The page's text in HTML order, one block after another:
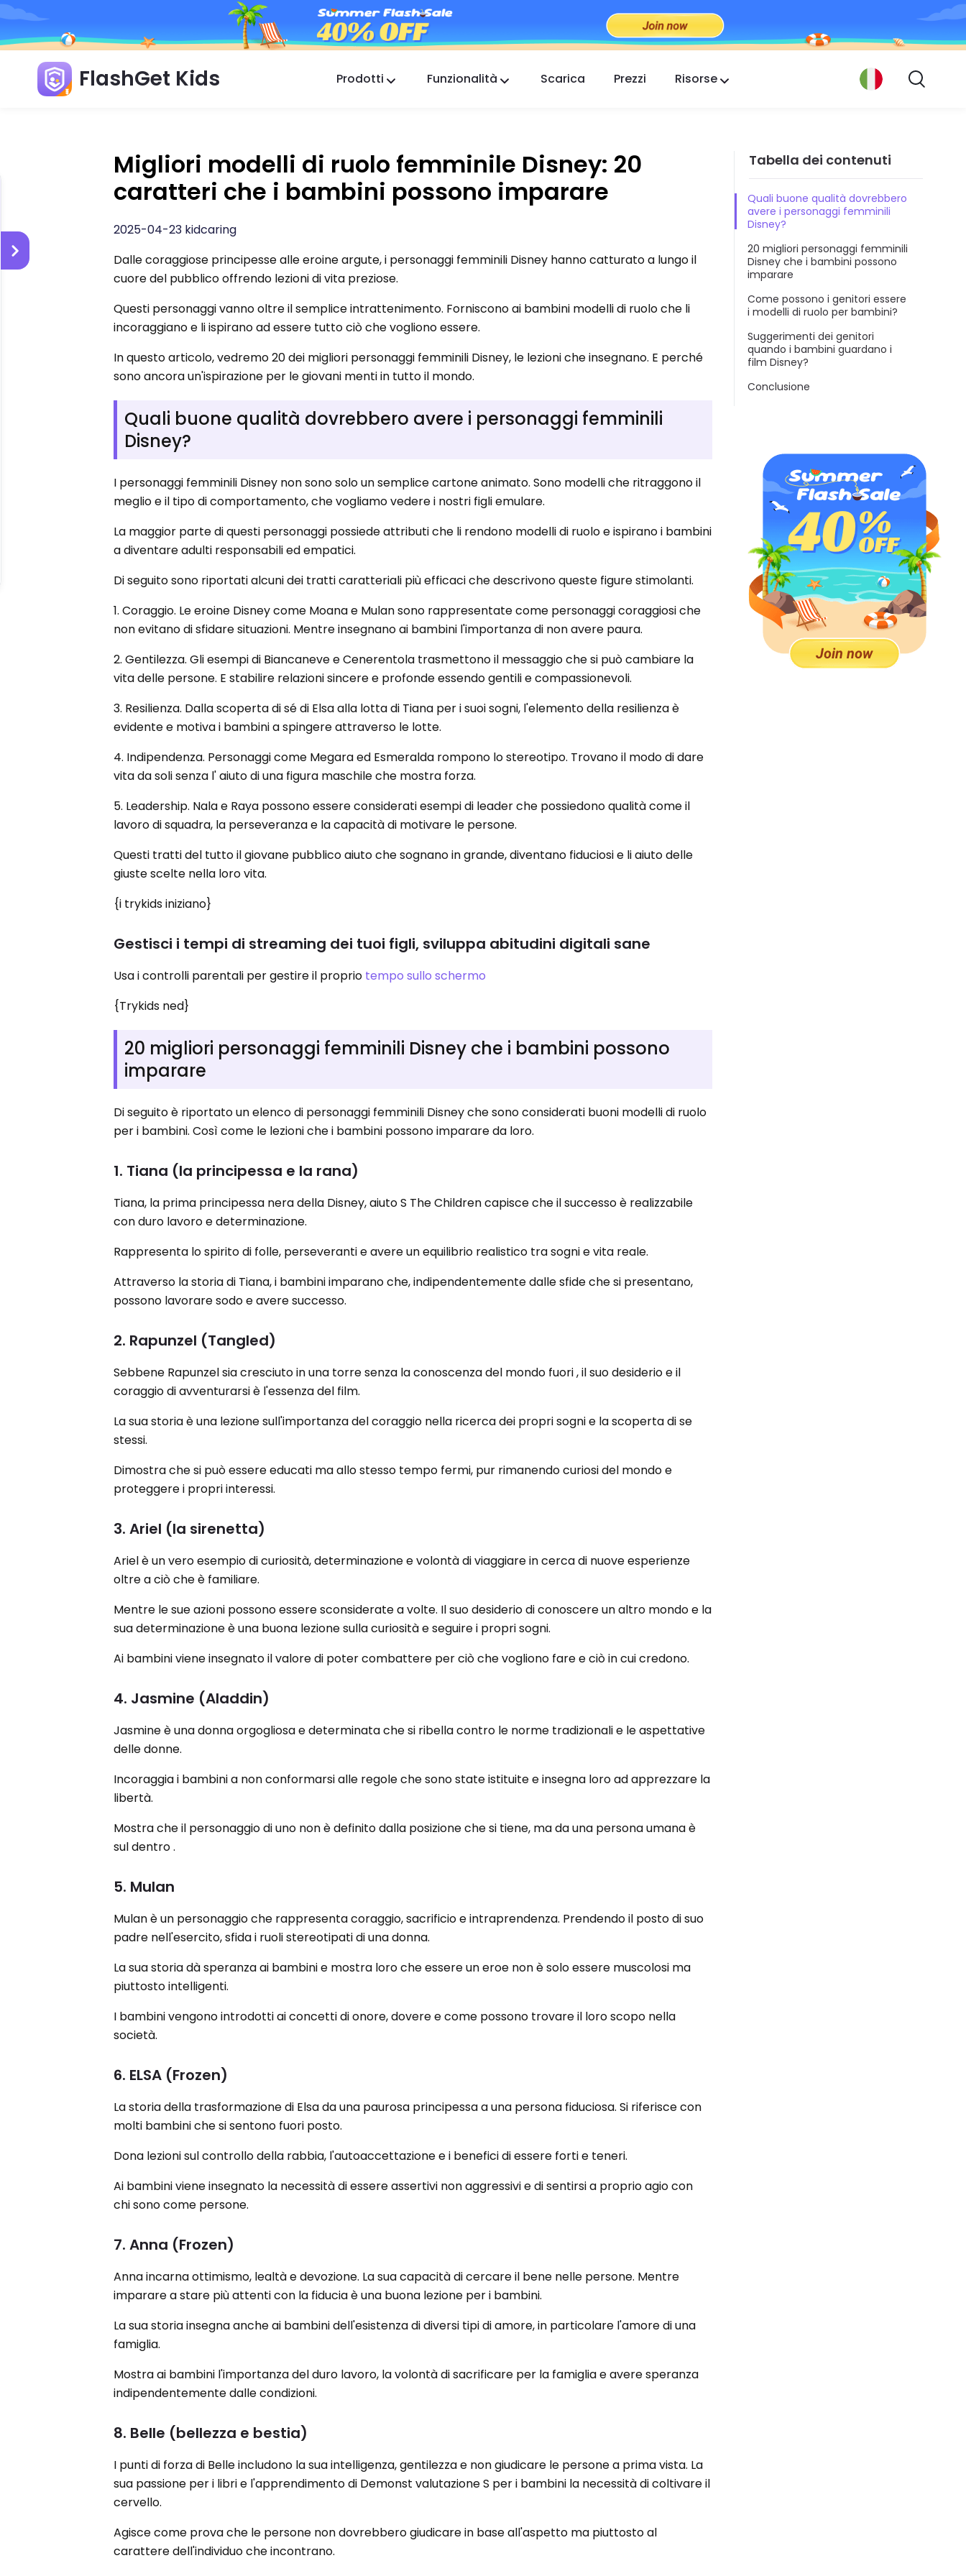
FlashGet Kids Prodotti
FlashGet Finder
La sicurezza antifurto del tuo telefono, la nostra
responsabilità.
Funzionalità Scarica Prezzi Risorse
Migliori modelli di ruolo femminile Disney: 20
caratteri che i bambini possono imparare
2025-04-23 kidcaring
Dalle coraggiose principesse alle eroine argute, i personaggi femminili Disney hanno catturato a lungo il
cuore del pubblico offrendo lezioni di vita preziose.
Questi personaggi vanno oltre il semplice intrattenimento. Forniscono ai bambini modelli di ruolo che li
incoraggiano e li ispirano ad essere tutto ciò che vogliono essere.
In questo articolo, vedremo 20 dei migliori personaggi femminili Disney, le lezioni che insegnano. E perché
sono ancora un'ispirazione per le giovani menti in tutto il mondo.
Quali buone qualità dovrebbero avere i personaggi femminili
Disney?
I personaggi femminili Disney non sono solo un semplice cartone animato. Sono modelli che ritraggono il
meglio e il tipo di comportamento, che vogliamo vedere i nostri figli emulare.
La maggior parte di questi personaggi possiede attributi che li rendono modelli di ruolo e ispirano i bambini
a diventare adulti responsabili ed empatici.
Di seguito sono riportati alcuni dei tratti caratteriali più efficaci che descrivono queste figure stimolanti.
1. Coraggio. Le eroine Disney come Moana e Mulan sono rappresentate come personaggi coraggiosi che
non evitano di sfidare situazioni. Mentre insegnano ai bambini l'importanza di non avere paura.
2. Gentilezza. Gli esempi di Biancaneve e Cenerentola trasmettono il messaggio che si può cambiare la
vita delle persone. E stabilire relazioni sincere e profonde essendo gentili e compassionevoli.
3. Resilienza. Dalla scoperta di sé di Elsa alla lotta di Tiana per i suoi sogni, l'elemento della resilienza è
evidente e motiva i bambini a spingere attraverso le lotte.
4. Indipendenza. Personaggi come Megara ed Esmeralda rompono lo stereotipo. Trovano il modo di dare
vita da soli senza l' aiuto di una figura maschile che mostra forza.
5. Leadership. Nala e Raya possono essere considerati esempi di leader che possiedono qualità come il
lavoro di squadra, la perseveranza e la capacità di motivare le persone.
Questi tratti del tutto il giovane pubblico aiuto che sognano in grande, diventano fiduciosi e li aiuto delle
giuste scelte nella loro vita.
{i trykids iniziano}
Gestisci i tempi di streaming dei tuoi figli, sviluppa abitudini digitali sane
Usa i controlli parentali per gestire il proprio tempo sullo schermo
{Trykids ned}
20 migliori personaggi femminili Disney che i bambini possono
imparare
Di seguito è riportato un elenco di personaggi femminili Disney che sono considerati buoni modelli di ruolo
per i bambini. Così come le lezioni che i bambini possono imparare da loro.
1. Tiana (la principessa e la rana)
Tiana, la prima principessa nera della Disney, aiuto S The Children capisce che il successo è realizzabile
con duro lavoro e determinazione.
Rappresenta lo spirito di folle, perseveranti e avere un equilibrio realistico tra sogni e vita reale.
Attraverso la storia di Tiana, i bambini imparano che, indipendentemente dalle sfide che si presentano,
possono lavorare sodo e avere successo.
2. Rapunzel (Tangled)
Sebbene Rapunzel sia cresciuto in una torre senza la conoscenza del mondo fuori , il suo desiderio e il
coraggio di avventurarsi è l'essenza del film.
La sua storia è una lezione sull'importanza del coraggio nella ricerca dei propri sogni e la scoperta di se
stessi.
Dimostra che si può essere educati ma allo stesso tempo fermi, pur rimanendo curiosi del mondo e
proteggere i propri interessi.
3. Ariel (la sirenetta)
Ariel è un vero esempio di curiosità, determinazione e volontà di viaggiare in cerca di nuove esperienze
oltre a ciò che è familiare.
Mentre le sue azioni possono essere sconsiderate a volte. Il suo desiderio di conoscere un altro mondo e la
sua determinazione è una buona lezione sulla curiosità e seguire i propri sogni.
Ai bambini viene insegnato il valore di poter combattere per ciò che vogliono fare e ciò in cui credono.
4. Jasmine (Aladdin)
Jasmine è una donna orgogliosa e determinata che si ribella contro le norme tradizionali e le aspettative
delle donne.
Incoraggia i bambini a non conformarsi alle regole che sono state istituite e insegna loro ad apprezzare la
libertà.
Mostra che il personaggio di uno non è definito dalla posizione che si tiene, ma da una persona umana è
sul dentro .
5. Mulan
Mulan è un personaggio che rappresenta coraggio, sacrificio e intraprendenza. Prendendo il posto di suo
padre nell'esercito, sfida i ruoli stereotipati di una donna.
La sua storia dà speranza ai bambini e mostra loro che essere un eroe non è solo essere muscolosi ma
piuttosto intelligenti.
I bambini vengono introdotti ai concetti di onore, dovere e come possono trovare il loro scopo nella
società.
6. ELSA (Frozen)
La storia della trasformazione di Elsa da una paurosa principessa a una persona fiduciosa. Si riferisce con
molti bambini che si sentono fuori posto.
Dona lezioni sul controllo della rabbia, l'autoaccettazione e i benefici di essere forti e teneri.
Ai bambini viene insegnato la necessità di essere assertivi non aggressivi e di sentirsi a proprio agio con
chi sono come persone.
7. Anna (Frozen)
Anna incarna ottimismo, lealtà e devozione. La sua capacità di cercare il bene nelle persone. Mentre
imparare a stare più attenti con la fiducia è una buona lezione per i bambini.
La sua storia insegna anche ai bambini dell'esistenza di diversi tipi di amore, in particolare l'amore di una
famiglia.
Mostra ai bambini l'importanza del duro lavoro, la volontà di sacrificare per la famiglia e avere speranza
indipendentemente dalle condizioni.
8. Belle (bellezza e bestia)
I punti di forza di Belle includono la sua intelligenza, gentilezza e non giudicare le persone a prima vista. La
sua passione per i libri e l'apprendimento di Demonst valutazione S per i bambini la necessità di coltivare il
cervello.
Agisce come prova che le persone non dovrebbero giudicare in base all'aspetto ma piuttosto al
carattere dell'individuo che incontrano.
Tabella dei contenuti
Quali buone qualità dovrebbero
avere i personaggi femminili
Disney?
20 migliori personaggi femminili
Disney che i bambini possono
imparare
Come possono i genitori essere
i modelli di ruolo per bambini?
Suggerimenti dei genitori
quando i bambini guardano i
film Disney?
Conclusione